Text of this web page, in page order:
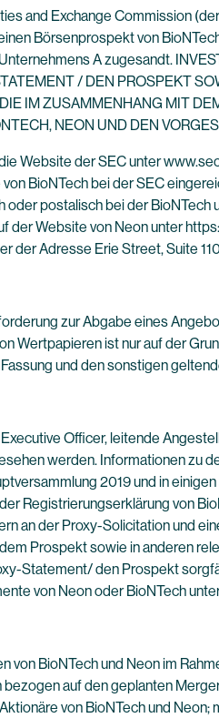
and Exchange Commission
Börsenprospekt von
A zugesandt.
/ DEN PROSPEKT
IM ZUSAMMENHANG MIT
NEON UND DEN
Website der SEC unter
BioNTech bei der SEC
postalisch bei der
Website von Neon unter
der Adresse Erie Street, Suite
zur Abgabe eines
Wertpapieren ist nur auf der
und den sonstigen
Officer, leitende
werden. Informationen zu
2019 und in
Registrierungserklärung von
an der Proxy-Solicitation und
Prospekt sowie in anderen
Statement/ den Prospekt
von Neon oder BioNTech
BioNTech und Neon im
auf den geplanten
von BioNTech und